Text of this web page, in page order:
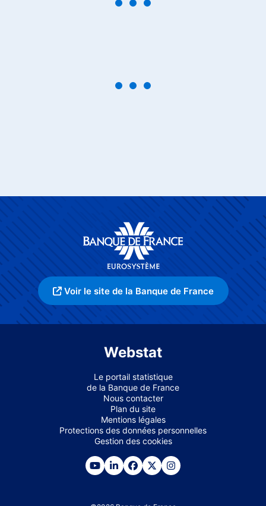
Voir le site de la Banque de France
Webstat
Le portail statistique
de la Banque de France
Nous contacter
Plan du site
Mentions légales
Protections des données personnelles
Gestion des cookies